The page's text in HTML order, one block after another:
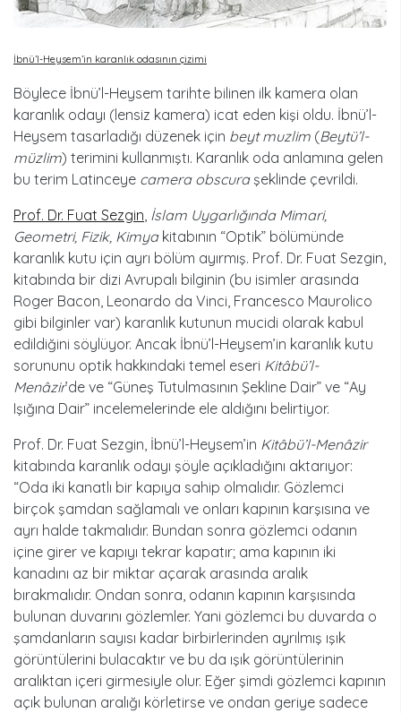
İbnü’l-Heysem’in karanlık odasının çizimi
Böylece İbnü’l-Heysem tarihte bilinen ilk kamera olan
karanlık odayı (lensiz kamera) icat eden kişi oldu. İbnü’l-
Heysem tasarladığı düzenek için beyt muzlim (Beytü’l-
müzlim) terimini kullanmıştı. Karanlık oda anlamına gelen
bu terim Latinceye camera obscuraşeklinde çevrildi.
Prof. Dr. Fuat Sezgin, İslam Uygarlığında Mimari,
Geometri, Fizik, Kimyakitabının “Optik” bölümünde
karanlık kutu için ayrı bölüm ayırmış. Prof. Dr. Fuat Sezgin,
kitabında bir dizi Avrupalı bilginin (bu isimler arasında
Roger Bacon, Leonardo da Vinci, Francesco Maurolico
gibi bilginler var) karanlık kutunun mucidi olarak kabul
edildiğini söylüyor. Ancak İbnü’l-Heysem’in karanlık kutu
sorununu optik hakkındaki temel eseri Kitâbü’l-
Menâzir’de ve “Güneş Tutulmasının Şekline Dair” ve “Ay
Işığına Dair” incelemelerinde ele aldığını belirtiyor.
Prof. Dr. Fuat Sezgin, İbnü’l-Heysem’in Kitâbü’l-Menâzir
kitabında karanlık odayı şöyle açıkladığını aktarıyor:
“Oda iki kanatlı bir kapıya sahip olmalıdır. Gözlemci
birçok şamdan sağlamalı ve onları kapının karşısına ve
ayrı halde takmalıdır. Bundan sonra gözlemci odanın
içine girer ve kapıyı tekrar kapatır; ama kapının iki
kanadını az bir miktar açarak arasında aralık
bırakmalıdır. Ondan sonra, odanın kapının karşısında
bulunan duvarını gözlemler. Yani gözlemci bu duvarda o
şamdanların sayısı kadar birbirlerinden ayrılmış ışık
görüntülerini bulacaktır ve bu da ışık görüntülerinin
aralıktan içeri girmesiyle olur. Eğer şimdi gözlemci kapının
açık bulunan aralığı körletirse ve ondan geriye sadece